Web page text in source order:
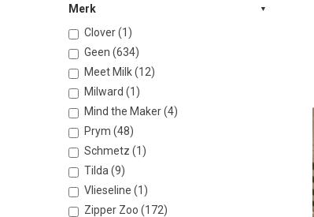
Merk
Clover (1)
Geen (634)
Meet Milk (12)
Milward (1)
Mind the Maker (4)
Prym (48)
Schmetz (1)
Tilda (9)
Vlieseline (1)
Zipper Zoo (172)